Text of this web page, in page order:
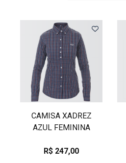
CAMISA XADREZ
AZUL FEMININA
R$ 247,00